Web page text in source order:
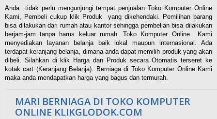
Anda tidak perlu mengunjungi tempat penjualan Toko Komputer Online
Kami, Pembeli cukup klik Produk yang dikehendaki. Pemilihan barang
bisa dilakukan dari rumah atau kantor sehingga pembelian bisa dilakukan
berjam-jam tanpa harus keluar rumah. Toko Komputer Online Kami
menyediakan layanan belanja baik lokal maupun internasional. Ada
terdapat keranjang belanja, dimana anda dapat memilih produk yang akan
dibeli. Silahkan di klik Harga dan Produk secara Otomatis terseret ke
kotak cart (Keranjang Belanja). Berniaga di Toko Komputer Online Kami
maka anda mendapatkan harga yang bagus dan termurah.
MARI BERNIAGA DI TOKO KOMPUTER
ONLINE KLIKGLODOK.COM